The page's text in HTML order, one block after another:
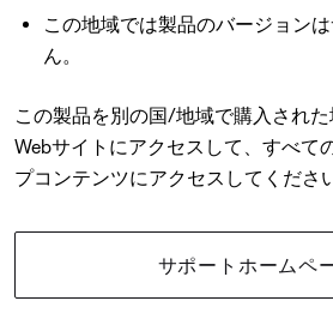
この地域では製品のバージョン
ん。
この製品を別の国/地域で購入され
Webサイトにアクセスして、すべて
プコンテンツにアクセスしてくださ
サポートホームペ